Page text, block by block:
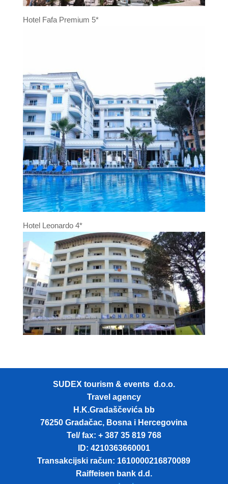
Hotel Fafa Premium 5*
Hotel Leonardo 4*
SUDEX tourism & events d.o.o.
Travel agency
H.K.Gradaščevića bb
76250 Gradačac, Bosna i Hercegovina
Tel/ fax: + 387 35 819 768
ID: 4210363660001
Transakcijski račun: 1610000216870089
Raiffeisen bank d.d.